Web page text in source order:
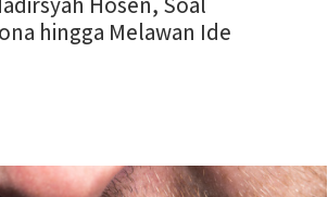
hingga Melawan Ide